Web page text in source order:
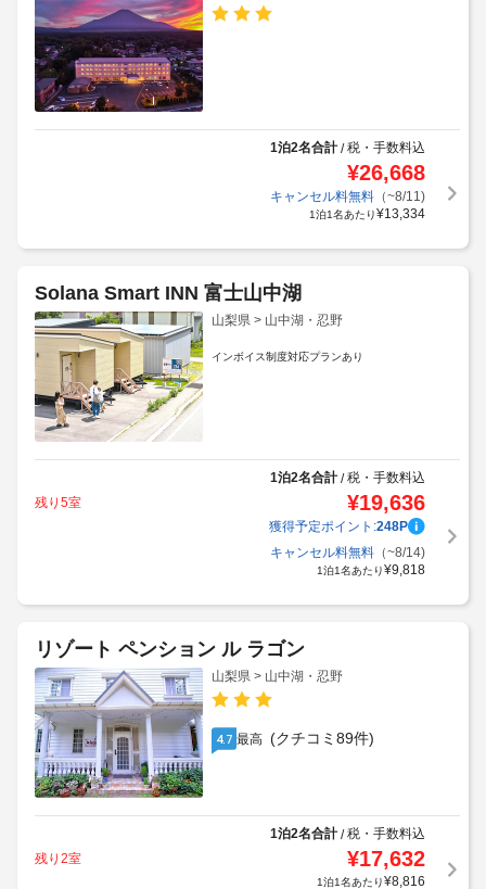
1泊2名合計/税・手数料込
¥26,668
キャンセル料無料（~8/11)
1泊1名あたり¥13,334
Solana Smart INN 富士山中湖
山梨県 > 山中湖・忍野
インボイス制度対応プランあり
1泊2名合計/税・手数料込
残り5室
¥19,636
獲得予定ポイント:248P
キャンセル料無料（~8/14)
1泊1名あたり¥9,818
リゾート ペンション ル ラゴン
山梨県 > 山中湖・忍野
4.7 最高 (クチコミ89件)
1泊2名合計/税・手数料込
残り2室
¥17,632
1泊1名あたり¥8,816